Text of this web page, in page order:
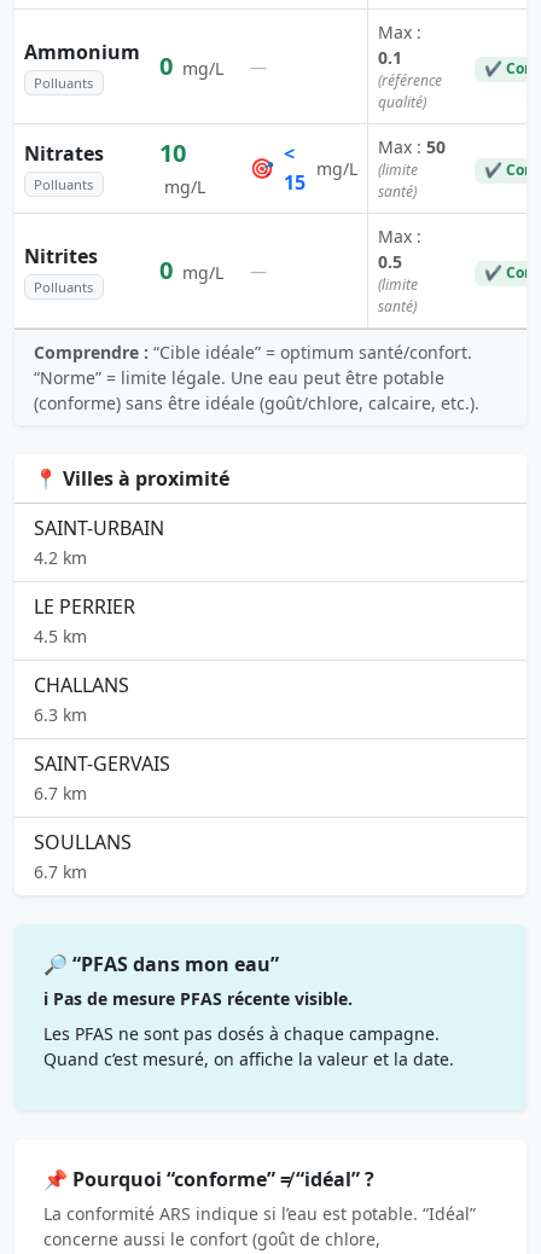
Ammonium
Polluants
0 mg/L —
Max :
0.1
(référence
qualité)
✔
Nitrates
Polluants
10
mg/L
🎯
<
15
mg/L
Max : 50
(limite
santé)
✔
Nitrites
Polluants
0 mg/L —
Max :
0.5
(limite
santé)
✔
Comprendre : “Cible idéale” = optimum santé/confort.
“Norme” = limite légale. Une eau peut être potable
(conforme) sans être idéale (goût/chlore, calcaire, etc.).
📍 Villes à proximité
SAINT-URBAIN
4.2 km
LE PERRIER
4.5 km
CHALLANS
6.3 km
SAINT-GERVAIS
6.7 km
SOULLANS
6.7 km
🔎 “PFAS dans mon eau”
ℹ️ Pas de mesure PFAS récente visible.
Les PFAS ne sont pas dosés à chaque campagne.
Quand c’est mesuré, on affiche la valeur et la date.
📌 Pourquoi “conforme” ≠ “idéal” ?
La conformité ARS indique si l’eau est potable. “Idéal”
concerne aussi le confort (goût de chlore,